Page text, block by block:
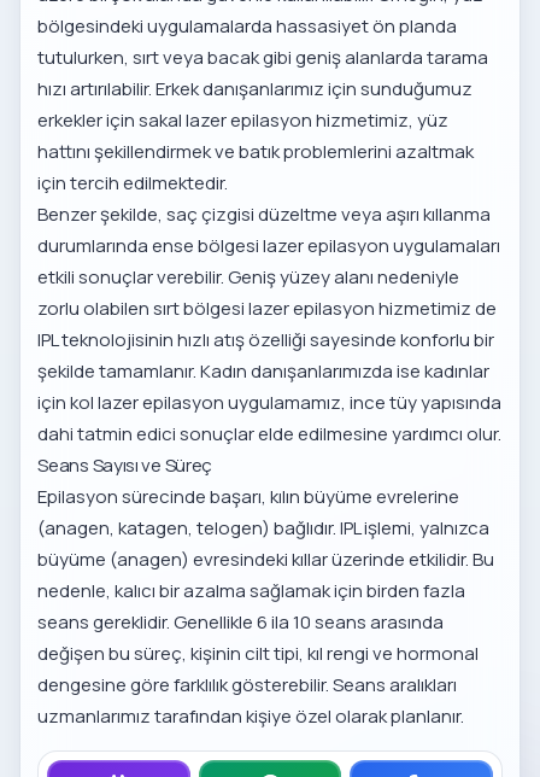
bölgesindeki uygulamalarda hassasiyet ön planda
tutulurken, sırt veya bacak gibi geniş alanlarda tarama
hızı artırılabilir. Erkek danışanlarımız için sunduğumuz
erkekler için sakal lazer epilasyon hizmetimiz, yüz
hattını şekillendirmek ve batık problemlerini azaltmak
için tercih edilmektedir.
Benzer şekilde, saç çizgisi düzeltme veya aşırı kıllanma
durumlarındaense bölgesi lazer epilasyon uygulamaları
etkili sonuçlar verebilir. Geniş yüzey alanı nedeniyle
zorlu olabilensırt bölgesi lazer epilasyon hizmetimizde
IPL teknolojisinin hızlı atış özelliği sayesinde konforlu bir
şekilde tamamlanır. Kadın danışanlarımızda isekadınlar
için kol lazer epilasyon uygulamamız, ince tüy yapısında
dahi tatmin edici sonuçlar elde edilmesine yardımcı olur.
Seans Sayısı ve Süreç
Epilasyon sürecinde başarı, kılın büyüme evrelerine
(anagen, katagen, telogen) bağlıdır. IPL işlemi, yalnızca
büyüme (anagen) evresindeki kıllar üzerinde etkilidir. Bu
nedenle, kalıcı bir azalma sağlamak için birden fazla
seans gereklidir. Genellikle 6 ila 10 seans arasında
değişen bu süreç, kişinin cilt tipi, kıl rengi ve hormonal
dengesine göre farklılık gösterebilir. Seans aralıkları
uzmanlarımız tarafından kişiye özel olarak planlanır.